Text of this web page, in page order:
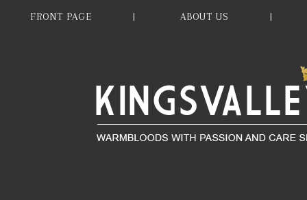
FRONT PAGE ABOUT US